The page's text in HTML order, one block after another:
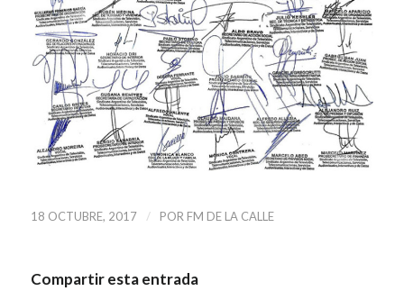
18 OCTUBRE, 2017 / POR FM DE LA CALLE
Compartir esta entrada